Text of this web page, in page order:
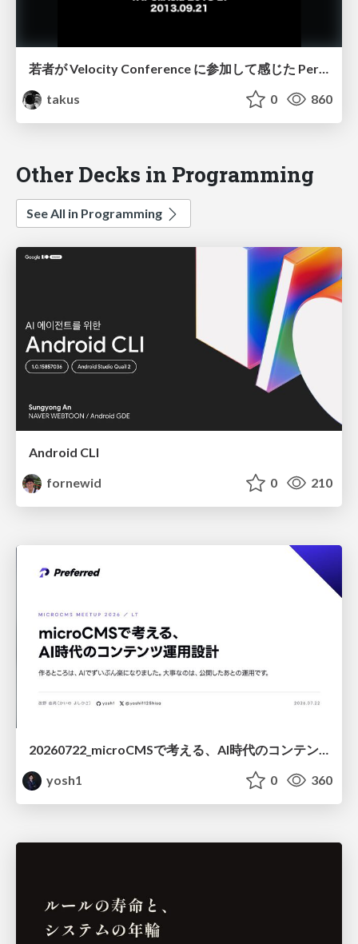
若者が Velocity Conference に参加して感じた Perl の現実
takus
0 860
Other Decks in Programming
See All in Programming
Android CLI
fornewid
0 210
20260722_microCMSで考える、AI時代のコンテンツ運用設計
yosh1
0 360